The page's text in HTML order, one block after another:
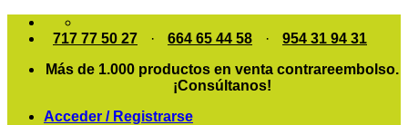
Saltar
717 77 50 27 · 664 65 44 58 ·
954 31 94 31
Más de 1.000 productos en venta contrareembolso.
¡Consúltanos!
Acceder / Registrarse